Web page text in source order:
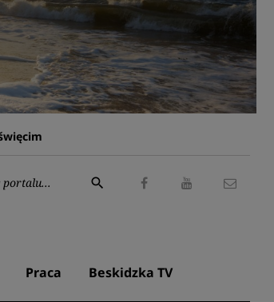
Wyszukaj:
search
Praca Beskidzka TV